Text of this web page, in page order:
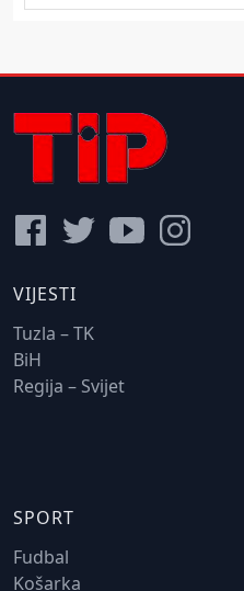
VIJESTI
Tuzla – TK
BiH
Regija – Svijet
SPORT
Fudbal
Košarka